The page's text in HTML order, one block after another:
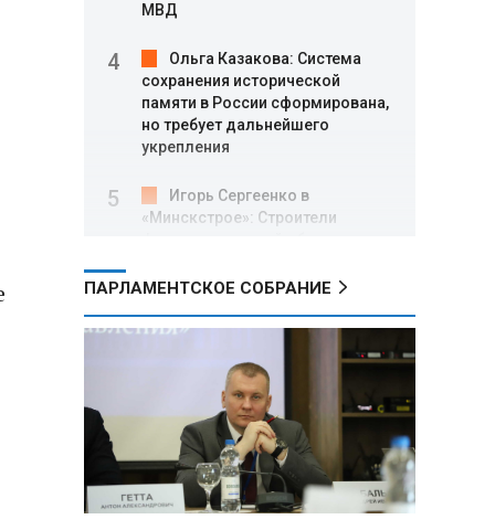
МВД
Ольга Казакова: Система
сохранения исторической
памяти в России сформирована,
но требует дальнейшего
укрепления
Игорь Сергеенко в
«Минскстрое»: Строители
в улучшении охраны труда
МИД РФ: Поездка
Зеленского в США не принесла
ожидаемых результатов
Белорусские школьники
собрали первые «космические»
томаты из семян, побывавших
на орбите
ПАРЛАМЕНТСКОЕ СОБРАНИЕ